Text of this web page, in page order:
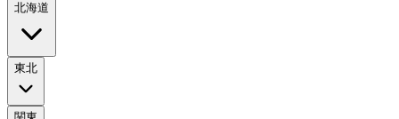
北海道
東北